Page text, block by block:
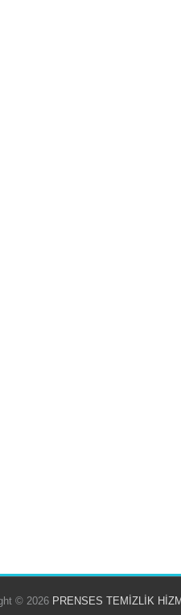
© 2026 PRENSES TEMİZLİK